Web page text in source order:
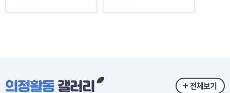
의정활동 갤러리 전체보기